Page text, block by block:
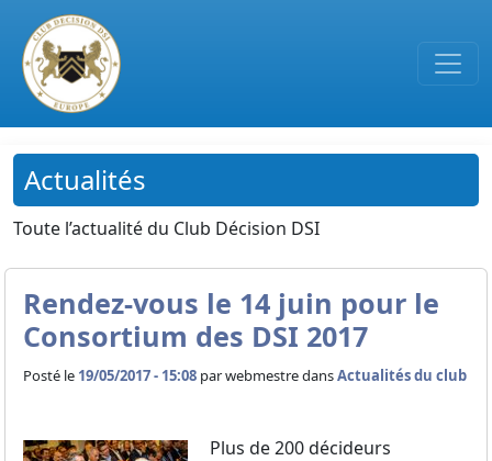
Passer au contenu principal
Actualités
Toute l’actualité du Club Décision DSI
Rendez-vous le 14 juin pour le
Consortium des DSI 2017
Posté le 19/05/2017 - 15:08 parwebmestre dansActualités du club
Plus de 200 décideurs